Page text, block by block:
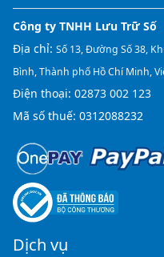
Công ty TNHH Lưu Trữ Số
Địa chỉ: Số 13, Đường Số 38,
Bình, Thành phố Hồ Chí Minh,
Điện thoại: 02873 002 123
Mã số thuế: 0312088232
Dịch vụ